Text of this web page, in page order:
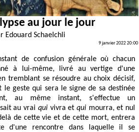
au jour le jour
Edouard Schaelchli
9 janvier 2022 20:00
de confusion générale où chacun
à lui-même, livré au vertige d'une
tremblant se résoudre au choix décisif,
le geste qui sera le signe de sa destinée
au même instant, s'effectue un
au vrai qui vivra et qui mourra, et nul
de cette vie et de cette mort, entrera
d'une rencontre dans laquelle il se